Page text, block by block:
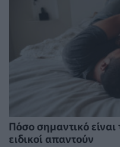
Πόσο σημαντικό είναι
ειδικοί απαντούν